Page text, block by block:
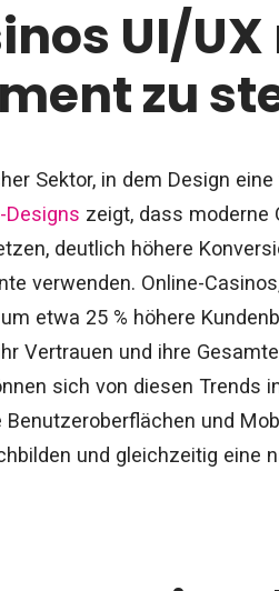
UI/
zu
Sektor, in dem Design
Designs zeigt, dass moderne
deutlich höhere
verwenden. Online-
etwa 25 % höhere
Vertrauen und ihre
sich von diesen Trends
und
und gleichzeitig eine